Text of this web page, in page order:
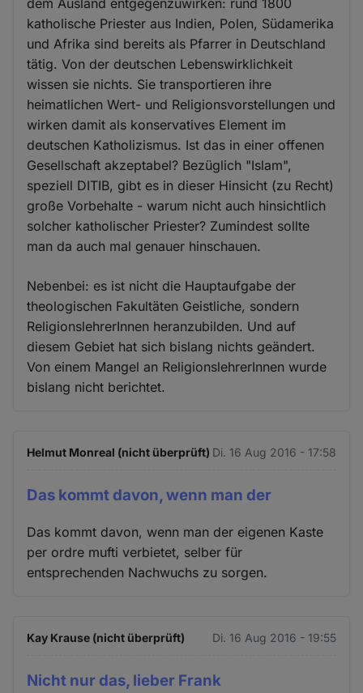
dem Ausland entgegenzuwirken: rund 1800
katholische Priester aus Indien, Polen, Südamerika
und Afrika sind bereits als Pfarrer in Deutschland
tätig. Von der deutschen Lebenswirklichkeit
wissen sie nichts. Sie transportieren ihre
heimatlichen Wert- und Religionsvorstellungen und
wirken damit als konservatives Element im
deutschen Katholizismus. Ist das in einer offenen
Gesellschaft akzeptabel? Bezüglich "Islam",
speziell DITIB, gibt es in dieser Hinsicht (zu Recht)
große Vorbehalte - warum nicht auch hinsichtlich
solcher katholischer Priester? Zumindest sollte
man da auch mal genauer hinschauen.
Nebenbei: es ist nicht die Hauptaufgabe der
theologischen Fakultäten Geistliche, sondern
ReligionslehrerInnen heranzubilden. Und auf
diesem Gebiet hat sich bislang nichts geändert.
Von einem Mangel an ReligionslehrerInnen wurde
bislang nicht berichtet.
Helmut Monreal (nicht überprüft) Di. 16 Aug 2016 - 17:58
Das kommt davon, wenn man der
Das kommt davon, wenn man der eigenen Kaste
per ordre mufti verbietet, selber für
entsprechenden Nachwuchs zu sorgen.
Kay Krause (nicht überprüft) Di. 16 Aug 2016 - 19:55
Nicht nur das, lieber Frank